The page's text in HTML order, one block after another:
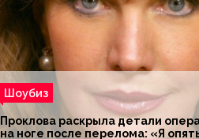
Шоубиз
Проклова раскрыла детали
на ноге после перелома: «Я